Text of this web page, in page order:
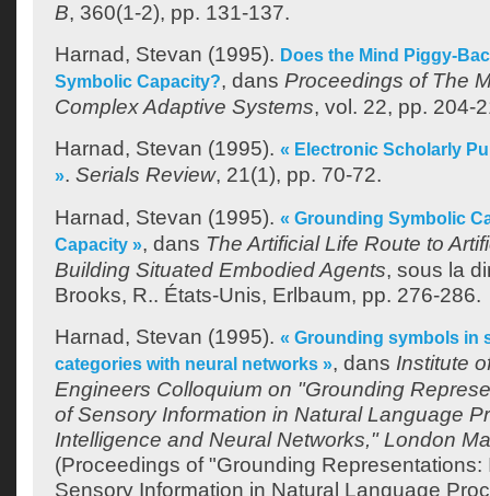
B, 360(1-2), pp. 131-137.
Harnad, Stevan (1995). Does the Mind Piggy-
Symbolic Capacity?, dans Proceedings of The
Complex Adaptive Systems, vol. 22, pp. 204-
Harnad, Stevan (1995). « Electronic Scholarly
». Serials Review, 21(1), pp. 70-72.
Harnad, Stevan (1995). « Grounding Symbolic
Capacity », dans The Artificial Life Route to
Building Situated Embodied Agents, sous la
Brooks, R.. États-Unis, Erlbaum, pp. 276-286.
Harnad, Stevan (1995). « Grounding symbols in
categories with neural networks », dans Institute
Engineers Colloquium on "Grounding
of Sensory Information in Natural Language
Intelligence and Neural Networks," London
(Proceedings of "Grounding Representations:
Sensory Information in Natural Language